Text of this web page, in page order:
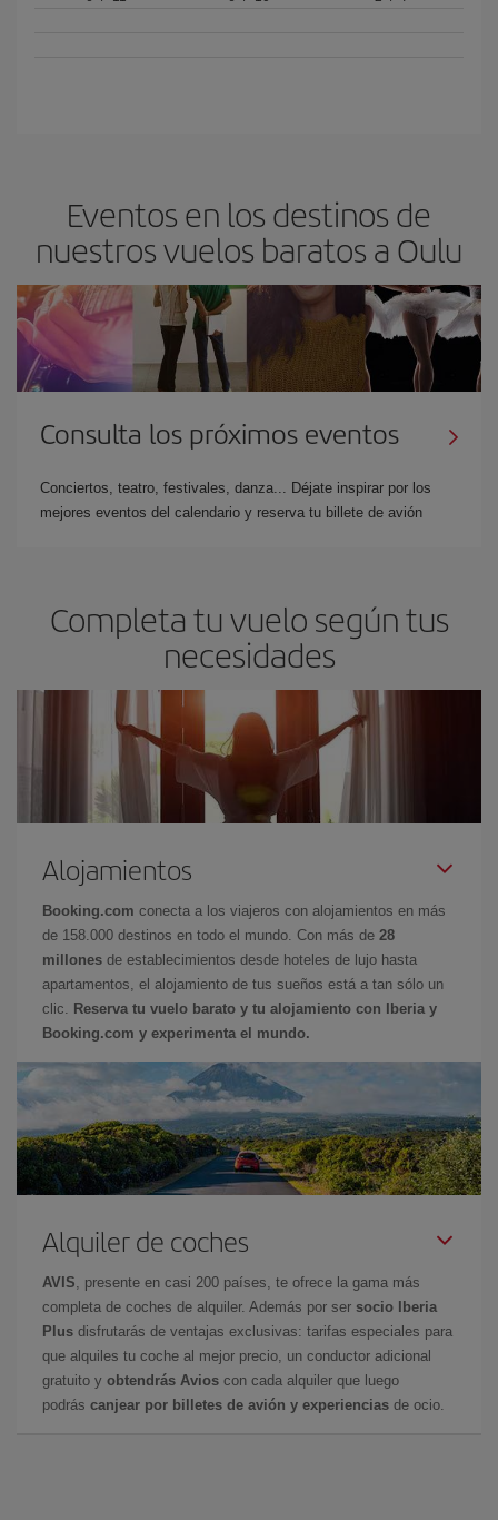
Eventos en los destinos de
nuestros vuelos baratos a Oulu
Consulta los próximos eventos
Conciertos, teatro, festivales, danza... Déjate inspirar por los
mejores eventos del calendario y reserva tu billete de avión
Completa tu vuelo según tus
necesidades
Alojamientos
Booking.com conecta a los viajeros con alojamientos en más
de 158.000 destinos en todo el mundo. Con más de 28
millones de establecimientos desde hoteles de lujo hasta
apartamentos, el alojamiento de tus sueños está a tan sólo un
clic.
Reserva tu vuelo barato y tu alojamiento con Iberia y
Booking.com y experimenta el mundo.
Alquiler de coches
AVIS , presente en casi 200 países, te ofrece la gama más
completa de coches de alquiler. Además por ser socio Iberia
Plus disfrutarás de ventajas exclusivas: tarifas especiales para
que alquiles tu coche al mejor precio, un conductor adicional
gratuito y obtendrás Avios con cada alquiler que luego
podrás canjear por billetes de avión y experiencias de ocio.